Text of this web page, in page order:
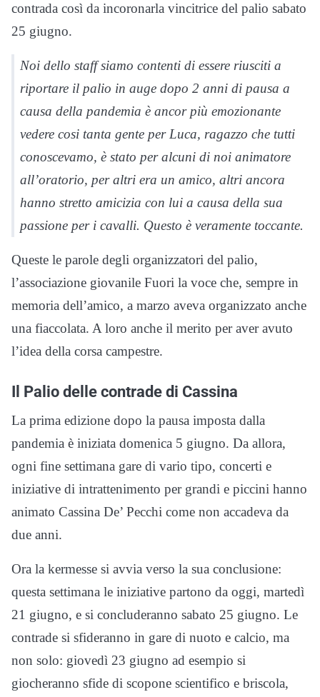
contrada così da incoronarla vincitrice del palio sabato
25 giugno.
Noi dello staff siamo contenti di essere riusciti a
riportare il palio in auge dopo 2 anni di pausa a
causa della pandemia è ancor più emozionante
vedere cosi tanta gente per Luca, ragazzo che tutti
conoscevamo, è stato per alcuni di noi animatore
all’oratorio, per altri era un amico, altri ancora
hanno stretto amicizia con lui a causa della sua
passione per i cavalli. Questo è veramente toccante.
Queste le parole degli organizzatori del palio,
l’associazione giovanile Fuori la voce che, sempre in
memoria dell’amico, a marzo aveva organizzato anche
una fiaccolata. A loro anche il merito per aver avuto
l’idea della corsa campestre.
Il Palio delle contrade di Cassina
La prima edizione dopo la pausa imposta dalla
pandemia è iniziata domenica 5 giugno. Da allora,
ogni fine settimana gare di vario tipo, concerti e
iniziative di intrattenimento per grandi e piccini hanno
animato Cassina De’ Pecchi come non accadeva da
due anni.
Ora la kermesse si avvia verso la sua conclusione:
questa settimana le iniziative partono da oggi, martedì
21 giugno, e si concluderanno sabato 25 giugno. Le
contrade si sfideranno in gare di nuoto e calcio, ma
non solo: giovedì 23 giugno ad esempio si
giocheranno sfide di scopone scientifico e briscola,